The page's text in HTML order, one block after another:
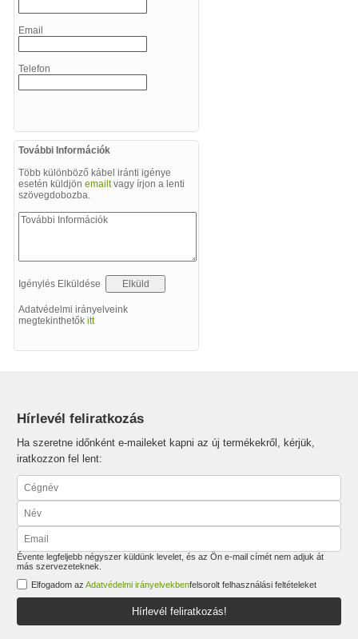
Email
Telefon
További Információk
Több különböző kábel iránti igénye
esetén küldjönemailtvagy írjon a lenti
szövegdobozba.
Igénylés Elküldése
Adatvédelmi irányelveink
megtekinthetőkitt
Hírlevél feliratkozás
Ha szeretne időnként e-maileket kapni az új termékekről, kérjük,
iratkozzon fel lent:
Évente legfeljebb négyszer küldünk levelet, és az Ön e-mail címét nem adjuk át
más szervezeteknek.
Elfogadom azAdatvédelmi irányelvekbenfelsorolt felhasználási feltételeket
Hírlevél feliratkozás!